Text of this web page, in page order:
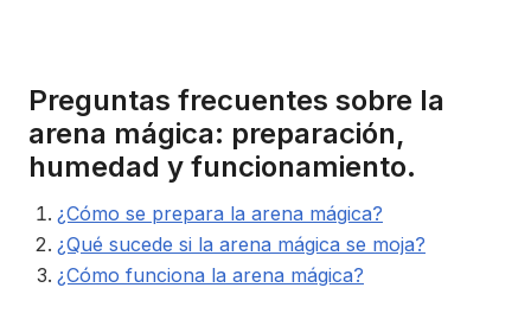
Preguntas frecuentes sobre la
arena mágica: preparación,
humedad y funcionamiento.
¿Cómo se prepara la arena mágica?
¿Qué sucede si la arena mágica se moja?
¿Cómo funciona la arena mágica?